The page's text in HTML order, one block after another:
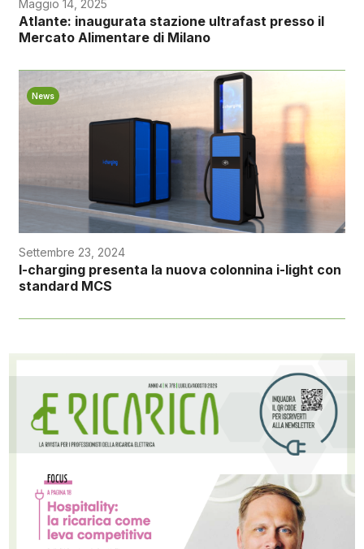
Maggio 14, 2025
Atlante: inaugurata stazione ultrafast presso il
Mercato Alimentare di Milano
News
Settembre 23, 2024
I-charging presenta la nuova colonnina i-light con
standard MCS